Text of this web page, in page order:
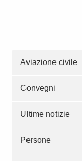
Aviazione civile
Convegni
Ultime notizie
Persone